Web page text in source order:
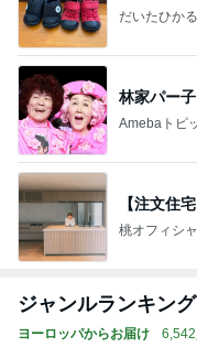
だいたひか
林家パー
Amebaトピ
【注文住
桃オフィシ
ジャンルランキング
ヨーロッパからお届け